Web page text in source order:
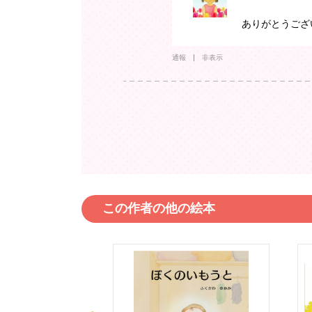
ありがとうご
通報 非表示
この作者の他の絵本